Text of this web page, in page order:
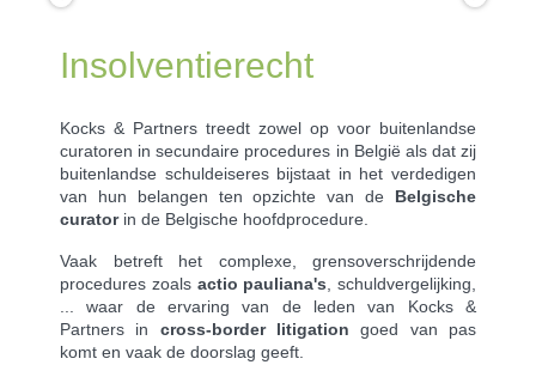
Insolventierecht
Kocks & Partners treedt zowel op voor buitenlandse
curatoren in secundaire procedures in België als dat zij
buitenlandse schuldeiseres bijstaat in het verdedigen
van hun belangen ten opzichte van de Belgische
curatorin de Belgische hoofdprocedure.
Vaak betreft het complexe, grensoverschrijdende
procedures zoals actio pauliana's , schuldvergelijking,
... waar de ervaring van de leden van Kocks &
Partners in cross-border litigation goed van pas
komt en vaak de doorslag geeft.